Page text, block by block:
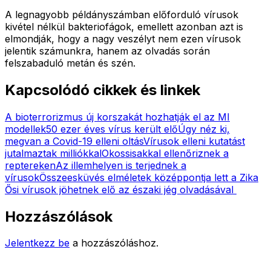
A legnagyobb példányszámban előforduló vírusok
kivétel nélkül bakteriofágok, emellett azonban azt is
elmondják, hogy a nagy veszélyt nem ezen vírusok
jelentik számunkra, hanem az olvadás során
felszabaduló metán és szén.
Kapcsolódó cikkek és linkek
A bioterrorizmus új korszakát hozhatják el az MI
modellek50 ezer éves vírus került előÚgy néz ki,
megvan a Covid-19 elleni oltásVírusok elleni kutatást
jutalmaztak milliókkalOkossisakkal ellenőriznek a
repterekenAz illemhelyen is terjednek a
vírusokÖsszeesküvés elméletek középpontja lett a Zika
Ősi vírusok jöhetnek elő az északi jég olvadásával
Hozzászólások
Jelentkezz be a hozzászóláshoz.